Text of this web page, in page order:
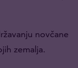
novčane
zemalja.